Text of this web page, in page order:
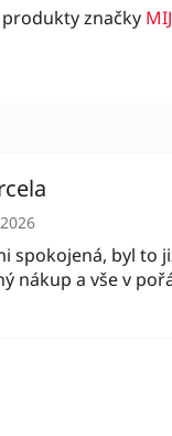
značky
obchodu je 5
spokojená, byl to
nákup a vše v